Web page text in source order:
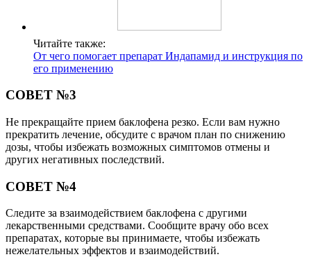
Читайте также:
От чего помогает препарат Индапамид и инструкция по
его применению
СОВЕТ №3
Не прекращайте прием баклофена резко. Если вам нужно
прекратить лечение, обсудите с врачом план по снижению
дозы, чтобы избежать возможных симптомов отмены и
других негативных последствий.
СОВЕТ №4
Следите за взаимодействием баклофена с другими
лекарственными средствами. Сообщите врачу обо всех
препаратах, которые вы принимаете, чтобы избежать
нежелательных эффектов и взаимодействий.